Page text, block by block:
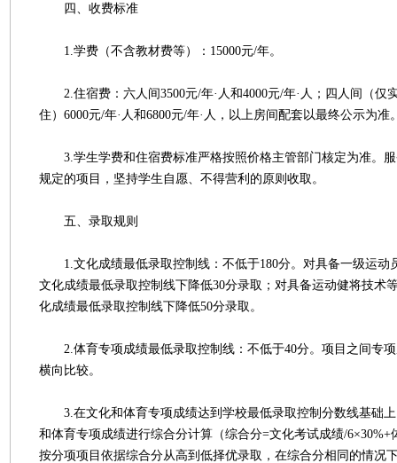
四、收费标准
1.学费（不含教材费等）：15000元/年。
2.住宿费：六人间3500元/年·人和4000元/年·人；四人间（仅
住）6000元/年·人和6800元/年·人，以上房间配套以最终公示为准
3.学生学费和住宿费标准严格按照价格主管部门核定为准。服
规定的项目，坚持学生自愿、不得营利的原则收取。
五、录取规则
1.文化成绩最低录取控制线：不低于180分。对具备一级运动
文化成绩最低录取控制线下降低30分录取；对具备运动健将技术
化成绩最低录取控制线下降低50分录取。
2.体育专项成绩最低录取控制线：不低于40分。项目之间专项
横向比较。
3.在文化和体育专项成绩达到学校最低录取控制分数线基础上
和体育专项成绩进行综合分计算（综合分=文化考试成绩/6×30%+
按分项项目依据综合分从高到低择优录取，在综合分相同的情况